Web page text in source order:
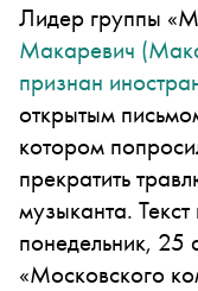
Лидер группы
Макаревич
признан
открытым
котором
прекратить
музыканта.
понедельник, 25
«Московского